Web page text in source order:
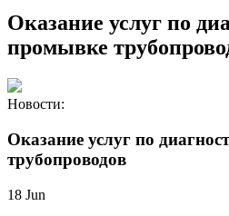
Оказание услуг по
промывке
Новости:
Оказание услуг по
трубопроводов
18 Jun